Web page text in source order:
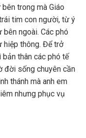
trong mà Giáo
tim con người, từ ý
ngoài. Các phó
thông. Để trở
thân các phó tế
đời sống chuyên cần
thánh mà anh em
nhưng phục vụ